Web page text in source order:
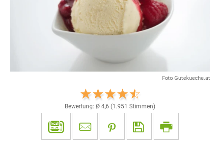
Foto Gutekueche.at
Bewertung: Ø 4,6 (1.951 Stimmen)